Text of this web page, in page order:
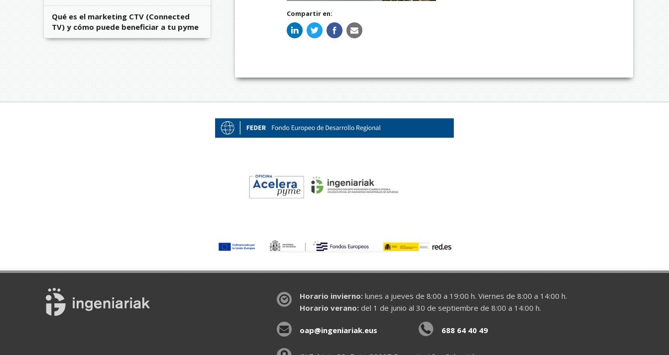
Compartir en:
Qué es el marketing CTV (Connected
TV) y cómo puede beneficiar a tu pyme
Horario invierno:lunes a jueves de 8:00 a 19:00 h. Viernes de 8:00 a 14:00 h.
Horario verano:del 1 de junio al 30 de septiembre de 8:00 a 14:00 h.
oap@ingeniariak.eus 688 64 40 49